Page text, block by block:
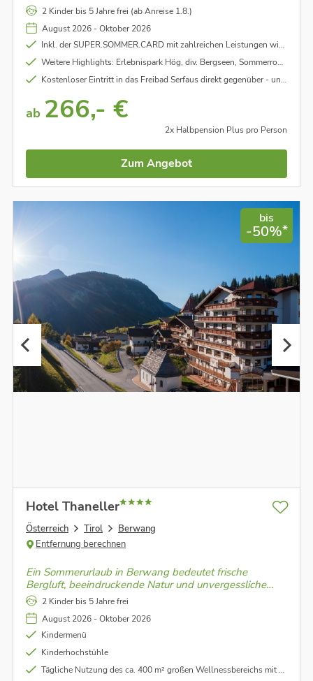
Super.Sommer.Card stehen Ihnen die Bergwelt und
zahlreiche Attraktionen der Region ganz unkompliziert
offen.
2 Kinder bis 5 Jahre frei (ab Anreise 1.8.)
August 2026 - Oktober 2026
Inkl. der SUPER.SOMMER.CARD mit zahlreichen Leistungen wie: Gondelhopping (unlimitierte Nutzung der geöffneten Bergbahnen in Serfaus-Fiss-Ladis), Kinderanimation mit abwechslungsreichem Programm, Geführte Wanderungen, uvm. - unter Vorbehalt
Weitere Highlights: Erlebnispark Hög, div. Bergseen, Sommerrodelbahnen, Hochseilgarten, Themenwege und Abenteuerberge
Kostenloser Eintritt in das Freibad Serfaus direkt gegenüber - unter Vorbehalt
ab 266,- €
2x Halbpension Plus pro Person
Zum Angebot
bis
-50%*
Hotel Thaneller
Österreich Tirol
Berwang
Entfernung berechnen
Ein Sommerurlaub in Berwang bedeutet frische
Bergluft, beeindruckende Natur und unvergessliche
Momente der Ruhe und Freiheit mitten in den Tiroler
Alpen.
2 Kinder bis 5 Jahre frei
August 2026 - Oktober 2026
Kindermenü
Kinderhochstühle
Tägliche Nutzung des ca. 400 m² großen Wellnessbereichs mit Finnischer Sauna, Bio Sauna, Dampfbad, Infrarotkabine und Ruheraum